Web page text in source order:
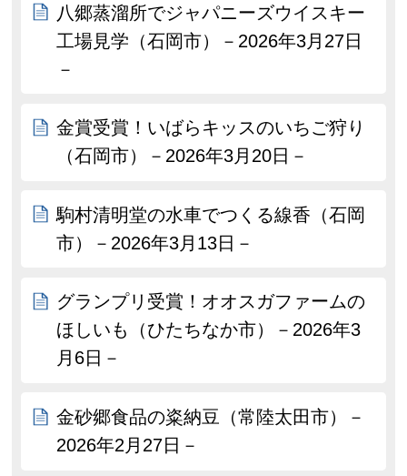
八郷蒸溜所でジャパニーズウイスキー
工場見学（石岡市）－2026年3月27日
－
金賞受賞！いばらキッスのいちご狩り
（石岡市）－2026年3月20日－
駒村清明堂の水車でつくる線香（石岡
市）－2026年3月13日－
グランプリ受賞！オオスガファームの
ほしいも（ひたちなか市）－2026年3
月6日－
金砂郷食品の粢納豆（常陸太田市）－
2026年2月27日－